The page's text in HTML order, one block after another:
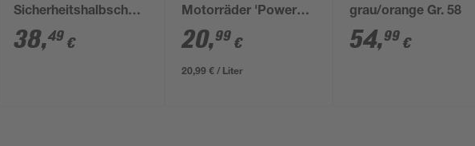
Sicherheitshalbschuhe
S3 Gr. 42
38,49 €
Motorräder 'Power1
Ultimate 2T' 1 l
20,99 €
20,99 € / Liter
grau/orange Gr. 58
54,99 €